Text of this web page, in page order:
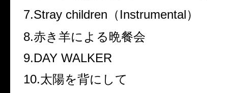
7.Stray children（Instrumental）
8.赤き羊による晩餐会
9.DAY WALKER
10.太陽を背にして